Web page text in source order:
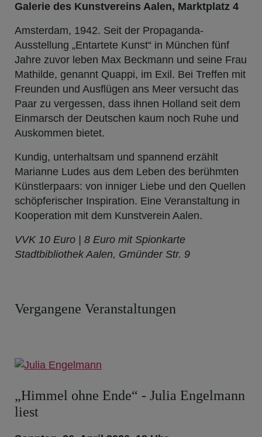
Galerie des Kunstvereins Aalen, Marktplatz 4
Amsterdam, 1942. Seit der Propaganda-
Ausstellung „Entartete Kunst“ in München fünf
Jahre zuvor leben Max Beckmann und seine Frau
Mathilde, genannt Quappi, im Exil. Bei Treffen mit
Freunden und Ausflügen ans Meer versucht das
Paar zu vergessen, dass ihnen Holland seit dem
Einmarsch der Deutschen kaum noch Ruhe und
Auskommen bietet.
Kundig, unterhaltsam und spannend erzählt
Marianne Ludes aus dem Leben des berühmten
Künstlerpaars: von inniger Liebe und den Quellen
schöpferischer Inspiration. Eine Veranstaltung in
Kooperation mit dem Kunstverein Aalen.
VVK 10 Euro | 8 Euro mit Spionkarte
Stadtbibliothek Aalen, Gmünder Str. 9
Vergangene Veranstaltungen
„Himmel ohne Ende“ - Julia Engelmann
liest